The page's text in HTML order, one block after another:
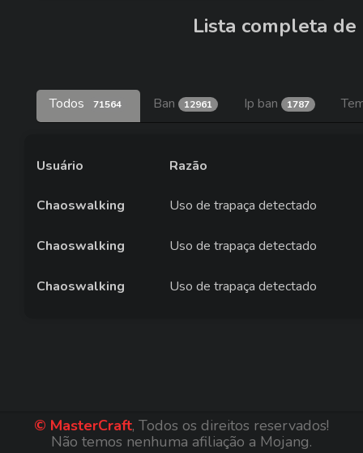
Lista completa
Todos 71564 Ban 12961 Ip ban 1787
Usuário Razão
Chaoswalking Uso de trapaça detectado
Chaoswalking Uso de trapaça detectado
Chaoswalking Uso de trapaça detectado
© MasterCraft, Todos os direitos reservados!
Não temos nenhuma afiliação a Mojang.